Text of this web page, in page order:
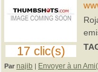
17 clic(s)
Par najib | Envoyer à un